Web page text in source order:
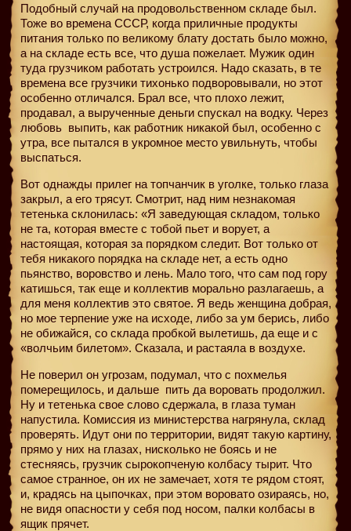
Подобный случай на продовольственном складе был.
Тоже во времена СССР, когда приличные продукты
питания только по великому блату достать было можно,
а на складе есть все, что душа пожелает. Мужик один
туда грузчиком работать устроился. Надо сказать, в те
времена все грузчики тихонько подворовывали, но этот
особенно отличался. Брал все, что плохо лежит,
продавал, а вырученные деньги спускал на водку. Через
любовь выпить, как работник никакой был, особенно с
утра, все пытался в укромное место увильнуть, чтобы
выспаться.
Вот однажды прилег на топчанчик в уголке, только глаза
закрыл, а его трясут. Смотрит, над ним незнакомая
тетенька склонилась: «Я заведующая складом, только
не та, которая вместе с тобой пьет и ворует, а
настоящая, которая за порядком следит. Вот только от
тебя никакого порядка на складе нет, а есть одно
пьянство, воровство и лень. Мало того, что сам под гору
катишься, так еще и коллектив морально разлагаешь, а
для меня коллектив это святое. Я ведь женщина добрая,
но мое терпение уже на исходе, либо за ум берись, либо
не обижайся, со склада пробкой вылетишь, да еще и с
«волчьим билетом». Сказала, и растаяла в воздухе.
Не поверил он угрозам, подумал, что с похмелья
померещилось, и дальше пить да воровать продолжил.
Ну и тетенька свое слово сдержала, в глаза туман
напустила. Комиссия из министерства нагрянула, склад
проверять. Идут они по территории, видят такую картину,
прямо у них на глазах, нисколько не боясь и не
стесняясь, грузчик сырокопченую колбасу тырит. Что
самое странное, он их не замечает, хотя те рядом стоят,
и, крадясь на цыпочках, при этом воровато озираясь, но,
не видя опасности у себя под носом, палки колбасы в
ящик прячет.